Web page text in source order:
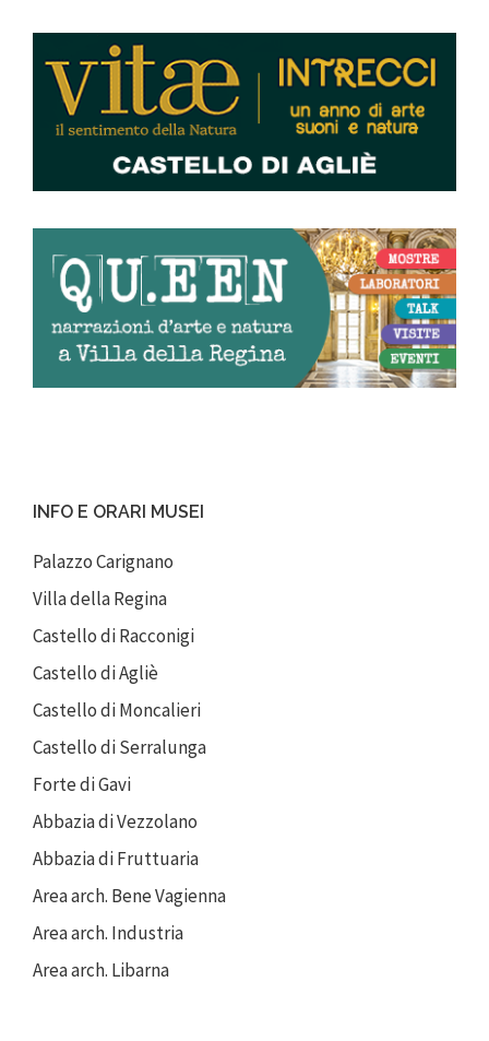
INFO E ORARI MUSEI
Palazzo Carignano
Villa della Regina
Castello di Racconigi
Castello di Agliè
Castello di Moncalieri
Castello di Serralunga
Forte di Gavi
Abbazia di Vezzolano
Abbazia di Fruttuaria
Area arch. Bene Vagienna
Area arch. Industria
Area arch. Libarna